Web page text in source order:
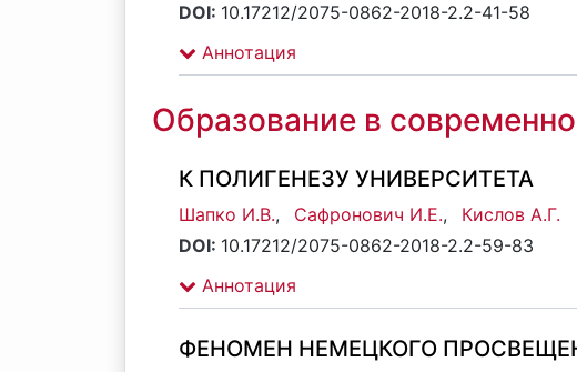
DOI: 10.17212/2075-0862-2018-2.2-41-58
Аннотация
Образование в
К ПОЛИГЕНЕЗУ УНИВЕРСИТЕТА
Шапко И.В., Сафронович И.Е.,
Кислов А.Г.
DOI: 10.17212/2075-0862-2018-2.2-59-83
Аннотация
ФЕНОМЕН НЕМЕЦКОГО